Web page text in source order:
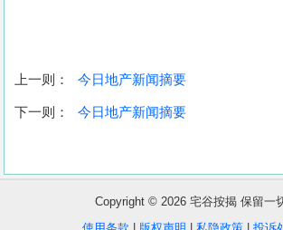
收
盘
上一则： 今日地产新闻摘要
下一则： 今日地产新闻摘要
Copyright © 2026 宅谷按揭 保留一